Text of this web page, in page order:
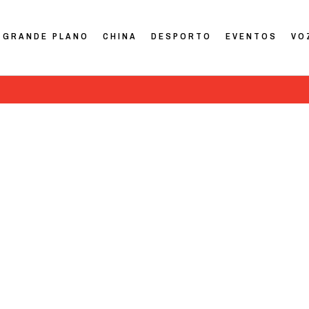
GRANDE PLANO CHINA DESPORTO EVENTOS